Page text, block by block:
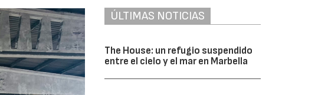
ÚLTIMAS NOTICIAS
The House: un refugio suspendido
entre el cielo y el mar en Marbella